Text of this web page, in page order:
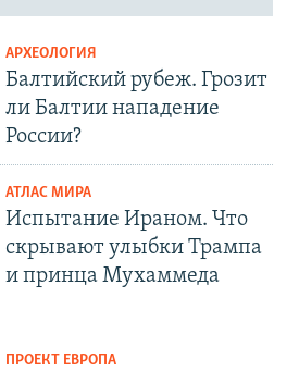
АРХЕОЛОГИЯ
Балтийский рубеж. Грозит
ли Балтии нападение
России?
АТЛАС МИРА
Испытание Ираном. Что
скрывают улыбки Трампа
и принца Мухаммеда
ПРОЕКТ ЕВРОПА